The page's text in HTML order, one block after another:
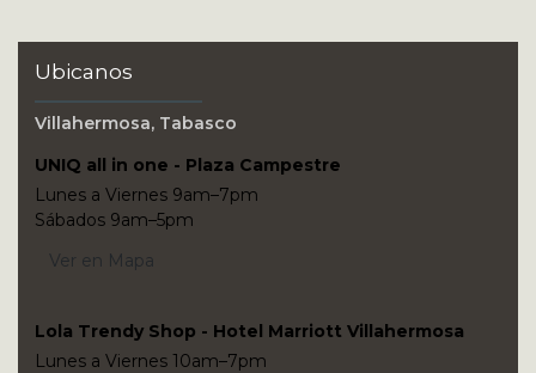
Ubicanos
Villahermosa, Tabasco
UNIQ all in one - Plaza Campestre
Lunes a Viernes 9am–7pm
Sábados 9am–5pm
Ver en Mapa
Lola Trendy Shop - Hotel Marriott Villahermosa
Lunes a Viernes 10am–7pm